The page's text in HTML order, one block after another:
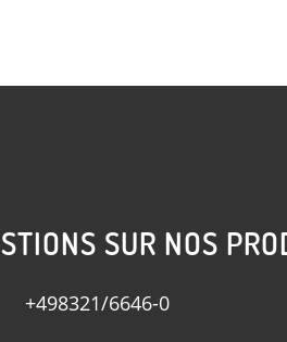
SUR NOS
+498321/6646-0